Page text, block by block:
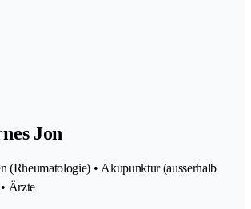
Jon
(Rheumatologie) • Akupunktur (ausserhalb
Ärzte